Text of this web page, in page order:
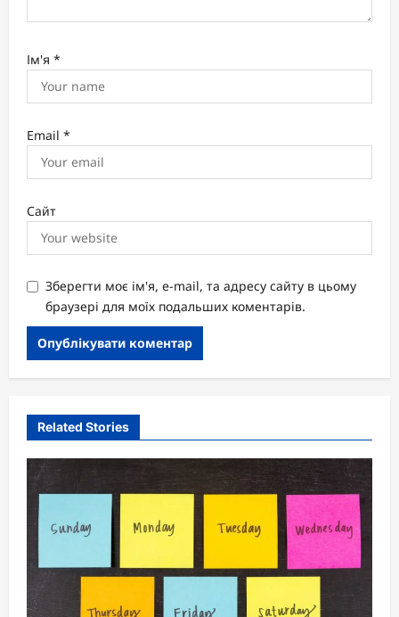
Ім'я *
Email *
Сайт
Зберегти моє ім'я, e-mail, та адресу сайту в цьому
браузері для моїх подальших коментарів.
Related Stories